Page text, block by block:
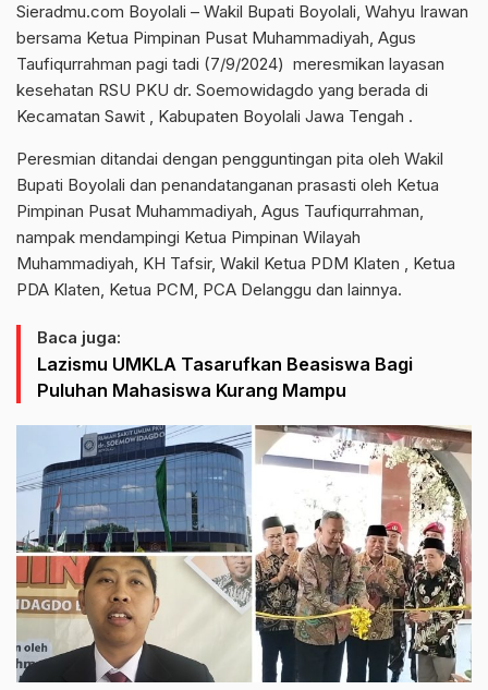
Sieradmu.com Boyolali – Wakil Bupati Boyolali, Wahyu Irawan
bersama Ketua Pimpinan Pusat Muhammadiyah, Agus
Taufiqurrahman pagi tadi (7/9/2024) meresmikan layasan
kesehatan RSU PKU dr. Soemowidagdo yang berada di
Kecamatan Sawit , Kabupaten Boyolali Jawa Tengah .
Peresmian ditandai dengan pengguntingan pita oleh Wakil
Bupati Boyolali dan penandatanganan prasasti oleh Ketua
Pimpinan Pusat Muhammadiyah, Agus Taufiqurrahman,
nampak mendampingi Ketua Pimpinan Wilayah
Muhammadiyah, KH Tafsir, Wakil Ketua PDM Klaten , Ketua
PDA Klaten, Ketua PCM, PCA Delanggu dan lainnya.
Baca juga:
Lazismu UMKLA Tasarufkan Beasiswa Bagi
Puluhan Mahasiswa Kurang Mampu